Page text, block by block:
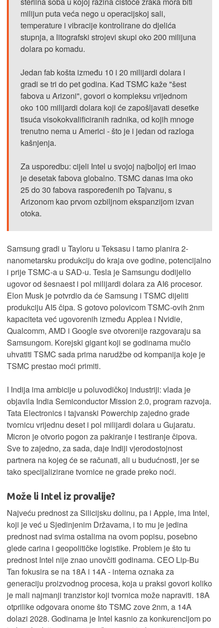
milijun puta veća nego u operacijskoj sali,
temperature i vibracije kontrolirane do djelića
stupnja, a litografski strojevi skupi oko 200 milijuna
dolara po komadu.
Jedan fab košta između 10 i 20 milijardi dolara i
gradi se tri do pet godina. Kad TSMC kaže "šest
fabova u Arizoni", govori o kompleksu vrijednom
oko 100 milijardi dolara koji će zapošljavati desetke
tisuća visokokvalificiranih radnika, od kojih mnoge
trenutno nema u Americi - što je i jedan od razloga
kašnjenja.
Za usporedbu: cijeli Intel u svojoj najboljoj eri imao
je desetak fabova globalno. TSMC danas ima oko
25 do 30 fabova raspoređenih po Tajvanu, s
Arizonom kao prvom ozbiljnom ekspanzijom izvan
otoka.
Samsung gradi u Tayloru u Teksasu i tamo planira 2-
nanometarsku produkciju do kraja ove godine, potencijalno
i prije TSMC-a u SAD-u. Tesla je Samsungu dodijelio
ugovor od šesnaest i pol milijardi dolara za AI6 procesor.
Elon Musk je potvrdio da će Samsung i TSMC dijeliti
produkciju AI5 čipa. S gotovo polovicom TSMC-ovih 2nm
kapaciteta već ugovorenih između Applea i Nvidie,
Qualcomm, AMD i Google sve otvorenije razgovaraju sa
Samsungom. Korejski gigant koji se godinama mučio
uhvatiti TSMC sada prima narudžbe od kompanija koje je
TSMC prestao moći primiti.
I Indija ima ambicije u poluvodičkoj industriji: vlada je
objavila India Semiconductor Mission 2.0, program razvoja.
Tata Electronics i tajvanski Powerchip zajedno grade
tvornicu vrijednu deset i pol milijardi dolara u Gujaratu.
Micron je otvorio pogon za pakiranje i testiranje čipova.
Sve to zajedno, za sada, daje Indiji vjerodostojnost
partnera na kojeg će se računati, ali u budućnosti, jer se
tako specijalizirane tvornice ne grade preko noći.
Može li Intel iz provalije?
Najveću prednost za Silicijsku dolinu, pa i Apple, ima Intel,
koji je već u Sjedinjenim Državama, i to mu je jedina
prednost nad svima ostalima na ovom popisu, posebno
glede carina i geopolitičke logistike. Problem je što tu
prednost Intel nije znao unovčiti godinama. CEO Lip-Bu
Tan fokusira se na 18A i 14A - interna oznaka za
generaciju proizvodnog procesa, koja u praksi govori koliko
je mali najmanji tranzistor koji tvornica može napraviti. 18A
otprilike odgovara onome što TSMC zove 2nm, a 14A
dolazi 2028. Godinama je Intel kasnio za konkurencijom po